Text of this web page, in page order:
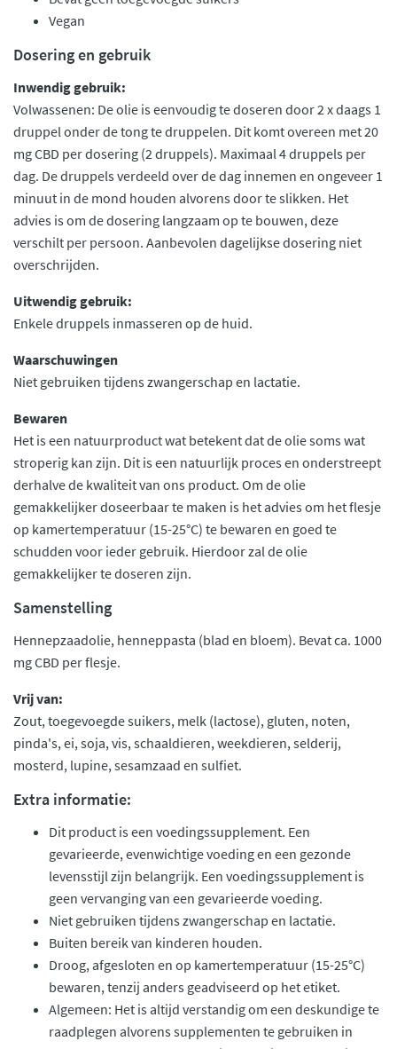
Vegan
Dosering en gebruik
Inwendig gebruik:
Volwassenen: De olie is eenvoudig te doseren door 2 x daags 1
druppel onder de tong te druppelen. Dit komt overeen met 20
mg CBD per dosering (2 druppels). Maximaal 4 druppels per
dag. De druppels verdeeld over de dag innemen en ongeveer 1
minuut in de mond houden alvorens door te slikken. Het
advies is om de dosering langzaam op te bouwen, deze
verschilt per persoon. Aanbevolen dagelijkse dosering niet
overschrijden.
Uitwendig gebruik:
Enkele druppels inmasseren op de huid.
Waarschuwingen
Niet gebruiken tijdens zwangerschap en lactatie.
Bewaren
Het is een natuurproduct wat betekent dat de olie soms wat
stroperig kan zijn. Dit is een natuurlijk proces en onderstreept
derhalve de kwaliteit van ons product. Om de olie
gemakkelijker doseerbaar te maken is het advies om het flesje
op kamertemperatuur (15-25°C) te bewaren en goed te
schudden voor ieder gebruik. Hierdoor zal de olie
gemakkelijker te doseren zijn.
Samenstelling
Hennepzaadolie, henneppasta (blad en bloem). Bevat ca. 1000
mg CBD per flesje.
Vrij van:
Zout, toegevoegde suikers, melk (lactose), gluten, noten,
pinda's, ei, soja, vis, schaaldieren, weekdieren, selderij,
mosterd, lupine, sesamzaad en sulfiet.
Extra informatie:
Dit product is een voedingssupplement. Een
gevarieerde, evenwichtige voeding en een gezonde
levensstijl zijn belangrijk. Een voedingssupplement is
geen vervanging van een gevarieerde voeding.
Niet gebruiken tijdens zwangerschap en lactatie.
Buiten bereik van kinderen houden.
Droog, afgesloten en op kamertemperatuur (15-25°C)
bewaren, tenzij anders geadviseerd op het etiket.
Algemeen: Het is altijd verstandig om een deskundige te
raadplegen alvorens supplementen te gebruiken in